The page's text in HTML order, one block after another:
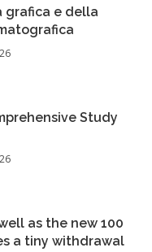
grafica e della
Study
as the new 100
a tiny withdrawal